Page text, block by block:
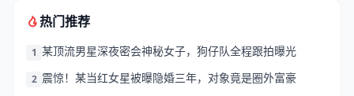
热门推荐
1 某顶流男星深夜密会神秘女子，狗仔队全程跟拍曝光
2 震惊！某当红女星被曝隐婚三年，对象竟是圈外富豪